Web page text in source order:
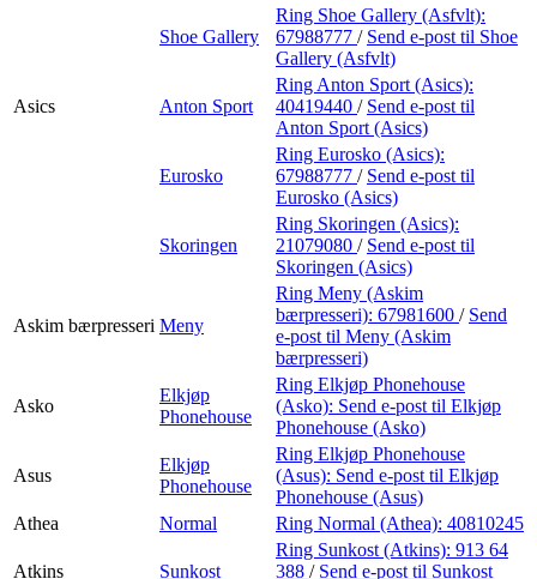
Shoe Gallery
Ring Shoe Gallery (Asfvlt):
67988777 / Send e-post til Shoe
Gallery (Asfvlt)
Asics Anton Sport
Ring Anton Sport (Asics):
40419440 / Send e-post til
Anton Sport (Asics)
Eurosko
Ring Eurosko (Asics):
67988777 / Send e-post til
Eurosko (Asics)
Skoringen
Ring Skoringen (Asics):
21079080 / Send e-post til
Skoringen (Asics)
Askim bærpresseri Meny
Ring Meny (Askim
bærpresseri): 67981600 / Send
e-post til Meny (Askim
bærpresseri)
Asko
Elkjøp
Phonehouse
Ring Elkjøp Phonehouse
(Asko): Send e-post til Elkjøp
Phonehouse (Asko)
Asus
Elkjøp
Phonehouse
Ring Elkjøp Phonehouse
(Asus): Send e-post til Elkjøp
Phonehouse (Asus)
Athea
Normal Ring Normal (Athea): 40810245
Atkins Sunkost
Ring Sunkost (Atkins): 913 64
388 / Send e-post til Sunkost